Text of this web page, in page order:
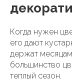
Когда нужен
его дают
держат
большинство
теплый сезон.